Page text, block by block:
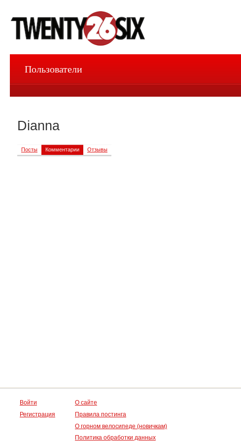
Пользователи
Dianna
Посты Комментарии Отзывы
Войти
Регистрация
О сайте
Правила постинга
О горном велосипеде (новичкам)
Политика обработки данных